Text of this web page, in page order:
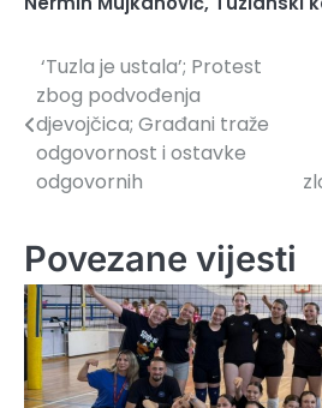
Navigacija
članaka
‘Tuzla je ustala’; Protest
zbog podvođenja
djevojčica; Građani traže
odgovornost i ostavke
odgovornih
Povezane vijesti